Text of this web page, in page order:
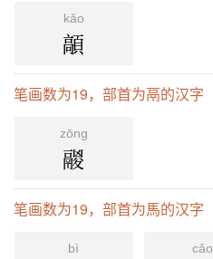
kǎo
䯪
笔画数为19，部首为鬲的汉字
zōng
鬷
笔画数为19，部首为馬的汉字
bì cǎo